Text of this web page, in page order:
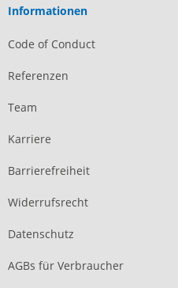
Informationen
Code of Conduct
Referenzen
Team
Karriere
Barrierefreiheit
Widerrufsrecht
Datenschutz
AGBs für Verbraucher